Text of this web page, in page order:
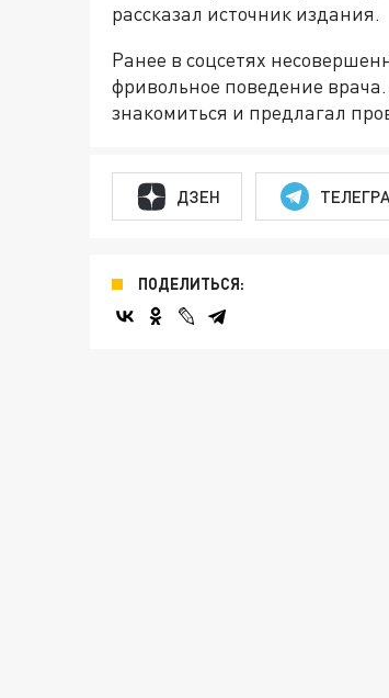
рассказал источник издания.
Ранее в соцсетях
фривольное поведение
знакомиться и предлагал
ДЗЕН
ПОДЕЛИТЬСЯ: